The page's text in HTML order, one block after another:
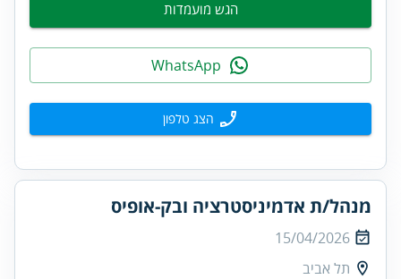
הגש מועמדות
הצג טלפון
מנהל/ת אדמיניסטרציה ובק-אופיס
15/04/2026
תל אביב